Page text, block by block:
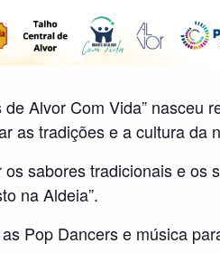
de Alvor Com Vida” nasceu
as tradições e a cultura da
sabores tradicionais e os
na Aldeia”.
Pop Dancers e música